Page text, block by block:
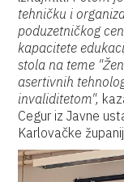
tehničku i
poduzetničkog
kapacitete
stola na teme
asertivnih
invaliditetom",
Cegur iz Javne
Karlovačke